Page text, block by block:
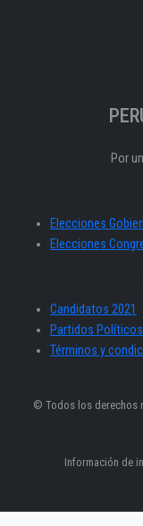
Por
Elecciones
Elecciones
Candidatos 2021
Partidos Políticos
Términos y
© Todos los derechos
Información de